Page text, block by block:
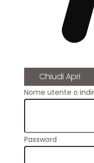
Chiudi Apri
Nome utente o
Password